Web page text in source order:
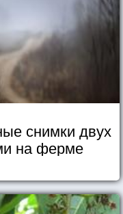
снимки двух
на ферме